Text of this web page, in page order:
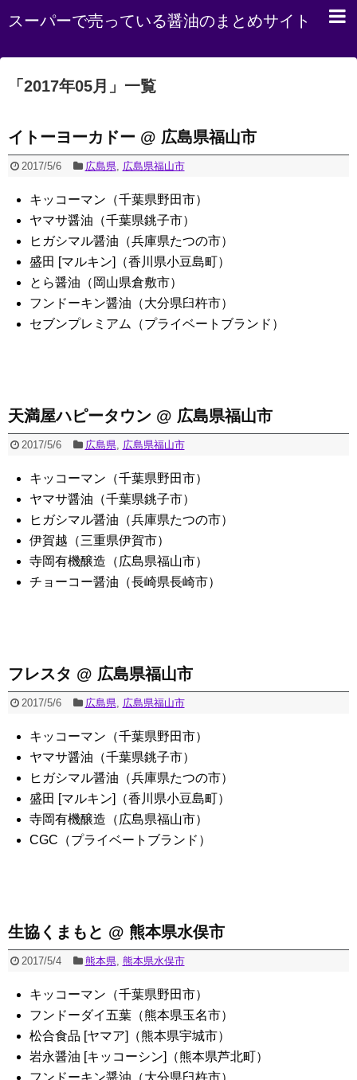
スーパーで売っている醤油のまとめサイト
「 2017年05月 」 一覧
イトーヨーカドー @ 広島県福山市
2017/5/6 広島県, 広島県福山市
キッコーマン（千葉県野田市）
ヤマサ醤油（千葉県銚子市）
ヒガシマル醤油（兵庫県たつの市）
盛田 [マルキン]（香川県小豆島町）
とら醤油（岡山県倉敷市）
フンドーキン醤油（大分県臼杵市）
セブンプレミアム（プライベートブランド）
天満屋ハピータウン @ 広島県福山市
2017/5/6 広島県, 広島県福山市
キッコーマン（千葉県野田市）
ヤマサ醤油（千葉県銚子市）
ヒガシマル醤油（兵庫県たつの市）
伊賀越（三重県伊賀市）
寺岡有機醸造（広島県福山市）
チョーコー醤油（長崎県長崎市）
フレスタ @ 広島県福山市
2017/5/6 広島県, 広島県福山市
キッコーマン（千葉県野田市）
ヤマサ醤油（千葉県銚子市）
ヒガシマル醤油（兵庫県たつの市）
盛田 [マルキン]（香川県小豆島町）
寺岡有機醸造（広島県福山市）
CGC（プライベートブランド）
生協くまもと @ 熊本県水俣市
2017/5/4 熊本県, 熊本県水俣市
キッコーマン（千葉県野田市）
フンドーダイ五葉（熊本県玉名市）
松合食品 [ヤマア]（熊本県宇城市）
岩永醤油 [キッコーシン]（熊本県芦北町）